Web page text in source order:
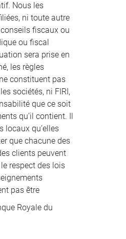
Nous les
ni toute autre
fiscaux ou
ou fiscal
sera prise en
les règles
constituent pas
sociétés, ni FIRI,
que ce soit
qu’il contient. Il
locaux qu’elles
que chacune des
clients peuvent
respect des lois
pas être
Royale du